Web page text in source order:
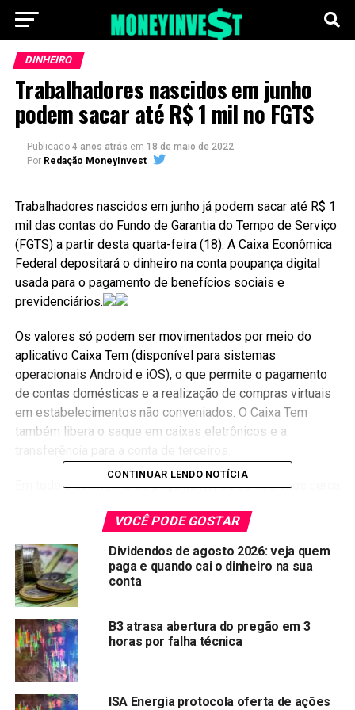
DINHEIRO
Trabalhadores nascidos em junho
podem sacar até R$ 1 mil no FGTS
Publicado 4 anos atrás em 18 de maio de 2022
Por Redação MoneyInvest
Trabalhadores nascidos em junho já podem sacar até R$ 1
mil das contas do Fundo de Garantia do Tempo de Serviço
(FGTS) a partir desta quarta-feira (18). A Caixa Econômica
Federal depositará o dinheiro na conta poupança digital
usada para o pagamento de benefícios sociais e
previdenciários.
Os valores só podem ser movimentados por meio do
aplicativo Caixa Tem (disponível para sistemas
operacionais Android e iOS), o que permite o pagamento
de contas domésticas e a realização de compras virtuais
em estabelecimentos não conveniados. O Caixa Tem
também libera o saque em caixas eletrônicos e a
Em todo o calendário de pagamento, serão liberados cerca
trabalhadores com direito ao saque. Pelo calendário
divulgado em março, a liberação dos recursos segue
cronograma baseado no mês de nascimento. O dinheiro
será liberado em etapas até 15 de junho, quando recebem
os nascidos em dezembro.
Todo o processo para pedir o saque será informatizado. O
trabalhador não precisará ir a uma agência da Caixa,
bastando entrar no aplicativo oficial do FGTS, disponível
para smartphones e tablets, e inserir os dados
CONTINUAR LENDO NOTÍCIA
VOCÊ PODE GOSTAR
Dividendos de agosto 2026: veja quem
paga e quando cai o dinheiro na sua
conta
B3 atrasa abertura do pregão em 3
horas por falha técnica
ISA Energia protocola oferta de ações